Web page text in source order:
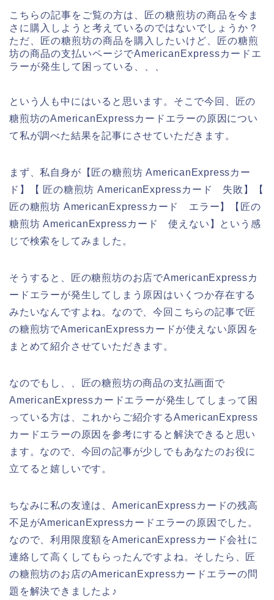
こちらの記事をご覧の方は、匠の糖煎坊の商品を今ま
さに購入しようと考えているのではないでしょうか？
ただ、匠の糖煎坊の商品を購入したいけど、匠の糖煎
坊の商品の支払いページでAmericanExpressカードエ
ラーが発生して困っている、、、
という人も中にはいると思います。そこで今回、匠の
糖煎坊のAmericanExpressカードエラーの原因につい
て私が調べた結果を記事にさせていただきます。
まず、私自身が【匠の糖煎坊 AmericanExpressカー
ド】【 匠の糖煎坊 AmericanExpressカード 失敗】【
匠の糖煎坊 AmericanExpressカード エラー】【匠の
糖煎坊 AmericanExpressカード 使えない】という感
じで検索をしてみました。
そうすると、匠の糖煎坊のお店でAmericanExpressカ
ードエラーが発生してしまう原因はいくつか存在する
みたいなんですよね。なので、今回こちらの記事で匠
の糖煎坊でAmericanExpressカードが使えない原因を
まとめて紹介させていただきます。
なのでもし、、匠の糖煎坊の商品の支払画面で
AmericanExpressカードエラーが発生してしまって困
っている方は、これからご紹介するAmericanExpress
カードエラーの原因を参考にすると解決できると思い
ます。なので、今回の記事が少しでもあなたのお役に
立てると嬉しいです。
ちなみに私の友達は、AmericanExpressカードの残高
不足がAmericanExpressカードエラーの原因でした。
なので、利用限度額をAmericanExpressカード会社に
連絡して高くしてもらったんですよね。そしたら、匠
の糖煎坊のお店のAmericanExpressカードエラーの問
題を解決できましたよ♪